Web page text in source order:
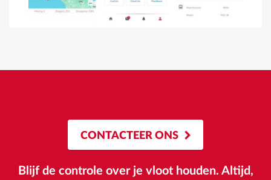
CONTACTEER ONS
Blijf de controle over je vloot houden. Altijd,